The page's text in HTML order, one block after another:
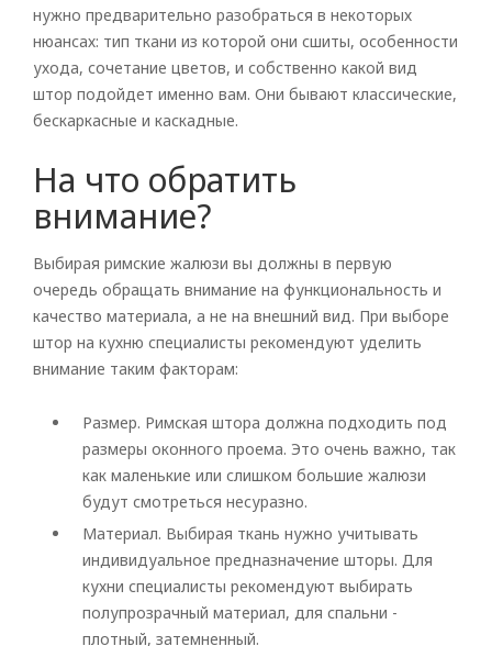
нужно предварительно разобраться в некоторых
нюансах: тип ткани из которой они сшиты, особенности
ухода, сочетание цветов, и собственно какой вид
штор подойдет именно вам. Они бывают классические,
бескаркасные и каскадные.
На что обратить
внимание?
Выбирая римские жалюзи вы должны в первую
очередь обращать внимание на функциональность и
качество материала, а не на внешний вид. При выборе
штор на кухню специалисты рекомендуют уделить
внимание таким факторам:
Размер. Римская штора должна подходить под
размеры оконного проема. Это очень важно, так
как маленькие или слишком большие жалюзи
будут смотреться несуразно.
Материал. Выбирая ткань нужно учитывать
индивидуальное предназначение шторы. Для
кухни специалисты рекомендуют выбирать
полупрозрачный материал, для спальни -
плотный, затемненный.